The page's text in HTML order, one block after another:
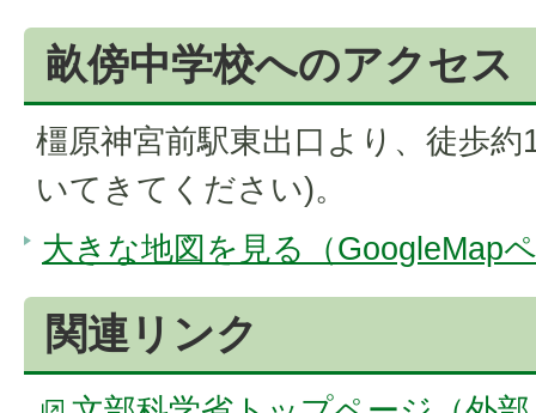
畝傍中学校へのアクセス
橿原神宮前駅東出口より、徒歩
いてきてください)。
大きな地図を見る（GoogleMap
関連リンク